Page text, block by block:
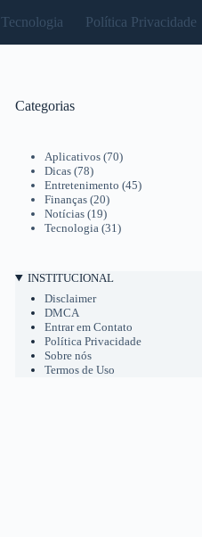
Tecnologia Política Privacidade
Categorias
Aplicativos(70)
Dicas(78)
Entretenimento (45)
Finanças(20)
Notícias(19)
Tecnologia(31)
INSTITUCIONAL
Disclaimer
DMCA
Entrar em Contato
Política Privacidade
Sobre nós
Termos de Uso